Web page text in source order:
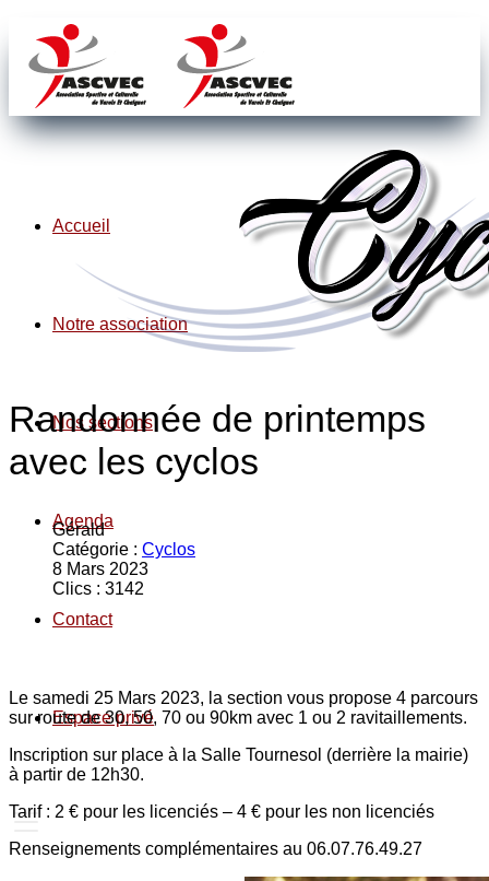
Accueil
Notre association
Nos sections
Agenda
Contact
Espace privé
Randonnée de printemps
avec les cyclos
Gérald
Catégorie : Cyclos
8 Mars 2023
Clics : 3142
Le samedi 25 Mars 2023, la section vous propose 4 parcours
sur route de 30, 50, 70 ou 90km avec 1 ou 2 ravitaillements.
Inscription sur place à la Salle Tournesol (derrière la mairie)
à partir de 12h30.
Tarif : 2 € pour les licenciés – 4 € pour les non licenciés
Renseignements complémentaires au 06.07.76.49.27